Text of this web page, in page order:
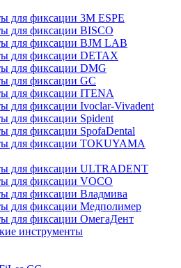
для фиксации 3M ESPE
для фиксации BISCO
для фиксации BJM LAB
для фиксации DETAX
для фиксации DMG
для фиксации GC
для фиксации ITENA
для фиксации Ivoclar-Vivadent
для фиксации Spident
для фиксации SpofaDental
для фиксации TOKUYAMA
для фиксации ULTRADENT
для фиксации VOCO
для фиксации Владмива
для фиксации Медполимер
для фиксации ОмегаДент
инструменты